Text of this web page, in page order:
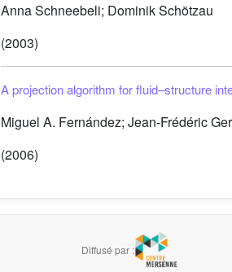
Anna Schneebeli; Dominik Schötzau
(2003)
A projection algorithm for fluid–structure
Miguel A. Fernández; Jean-Frédéric
(2006)
Diffusé par :